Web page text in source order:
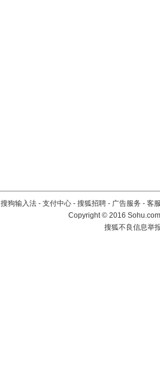
搜狗输入法 - 支付中心 - 搜狐招聘 - 广告服务 - 客
Copyright©2016
搜狐不良信息举